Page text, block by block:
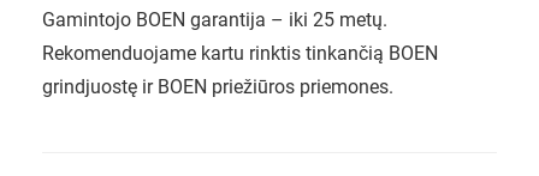
Gamintojo BOEN garantija – iki 25 metų.
Rekomenduojame kartu rinktis tinkančią BOEN
grindjuostę ir BOEN priežiūros priemones.